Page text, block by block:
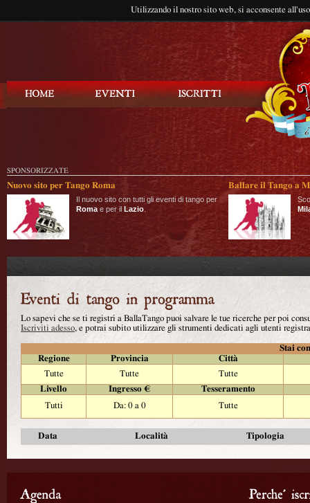
Utilizzando il nostro sito web, si acconsente
SPONSORIZZATE
Nuovo sito per Tango Roma
Il nuovo sito con tutti gli eventi di tango per
Roma e per il Lazio
Ballare il Tango a
Lo sapevi che se ti registri a BallaTango puoi salvare le tue ricerche per poi
Iscriviti adesso, e potrai subito utilizzare gli strumenti dedicati agli utenti
Stai
Regione
Provincia
Città
Tutte
Tutte
Tutte
Livello
Ingresso €
Tesseramento
Tutti
Da: 0 a 0 Tutte
Data Località Tipologia